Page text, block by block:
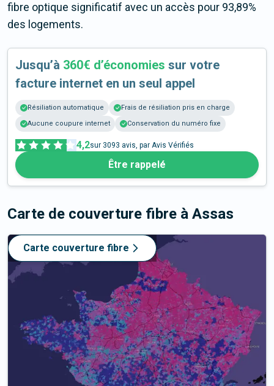
fibre optique significatif avec un accès pour 93,89%
des logements.
Jusqu’à 360€ d’économies sur votre
facture internet en un seul appel
Résiliation automatique
Frais de résiliation pris en charge
Aucune coupure internet
Conservation du numéro fixe
4,2sur 3093 avis, par Avis Vérifiés
Être rappelé
Carte de couverture fibre à Assas
Carte couverture fibre